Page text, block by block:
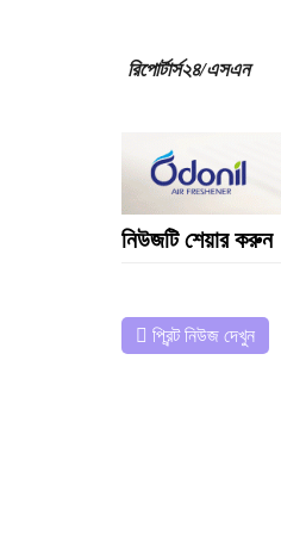
রিপোর্টার্স২৪/এসএন
নিউজটি শেয়ার করুন
প্রিন্ট নিউজ দেখুন